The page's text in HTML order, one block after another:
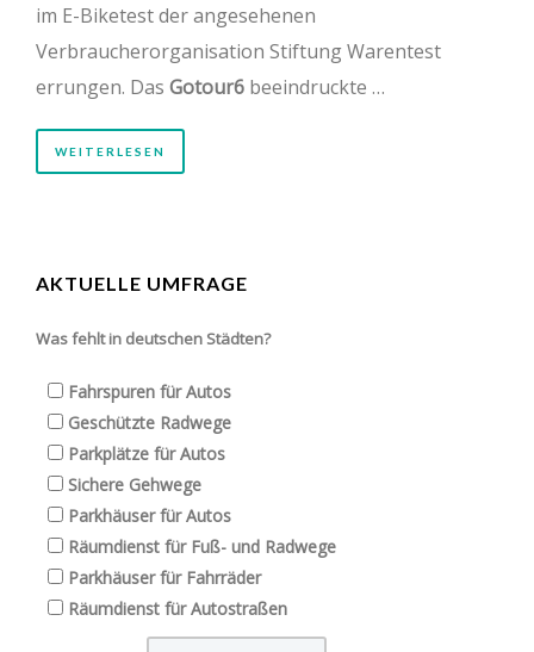
im E-Biketest der angesehenen
Verbraucherorganisation Stiftung Warentest
errungen. Das Gotour6 beeindruckte …
WEITERLESEN
AKTUELLE UMFRAGE
Was fehlt in deutschen Städten?
Fahrspuren für Autos
Geschützte Radwege
Parkplätze für Autos
Sichere Gehwege
Parkhäuser für Autos
Räumdienst für Fuß- und Radwege
Parkhäuser für Fahrräder
Räumdienst für Autostraßen